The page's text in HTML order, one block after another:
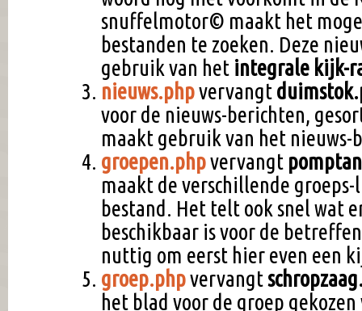
snuffelmotor© maakt het
bestanden te zoeken. Deze
gebruik van het integrale kijk-
nieuws.phpvervangt
voor de nieuws-berichten,
maakt gebruik van het nieuws-
groepen.phpvervangt
maakt de verschillende
bestand. Het telt ook snel wat
beschikbaar is voor de
nuttig om eerst hier even een
groep.phpvervangt
het blad voor de groep